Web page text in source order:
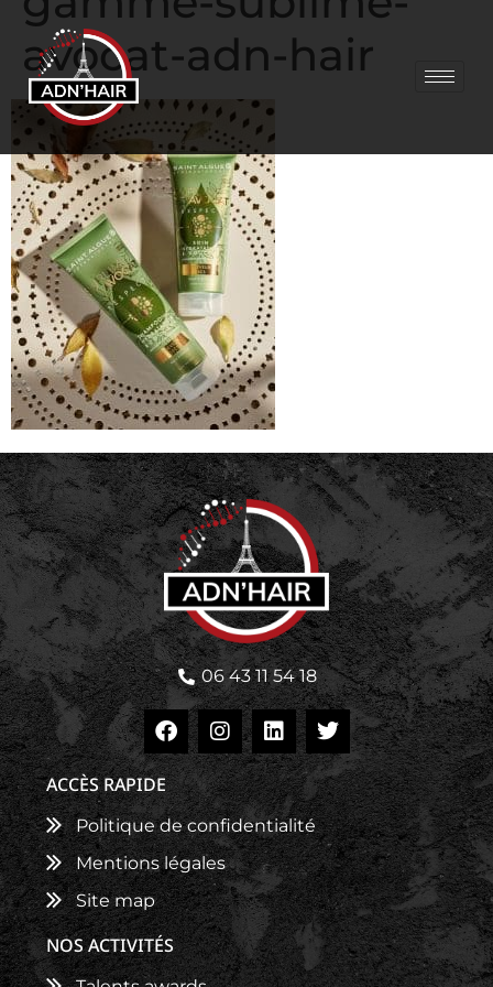
avocat-adn-hair
06 43 11 54 18
ACCÈS RAPIDE
Politique de confidentialité
Mentions légales
Site map
NOS ACTIVITÉS